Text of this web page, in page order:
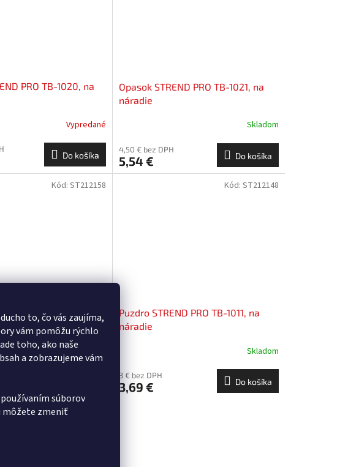
to, čo vás zaujíma,
vám pomôžu rýchlo
toho, ako naše
a zobrazujeme vám
súborov
môžete zmeniť
PRO TB-1020, na
Vypredané
Do košíka
Opasok STREND PRO TB-1021, na
náradie
Skladom
4,50 € bez DPH
5,54 € Do košíka
PRO TB-1023, na
Skladom
Kód: ST212158
Puzdro STREND PRO TB-1011, na
náradie
Skladom
3 € bez DPH
3,69 € Do košíka
Kód: ST212148